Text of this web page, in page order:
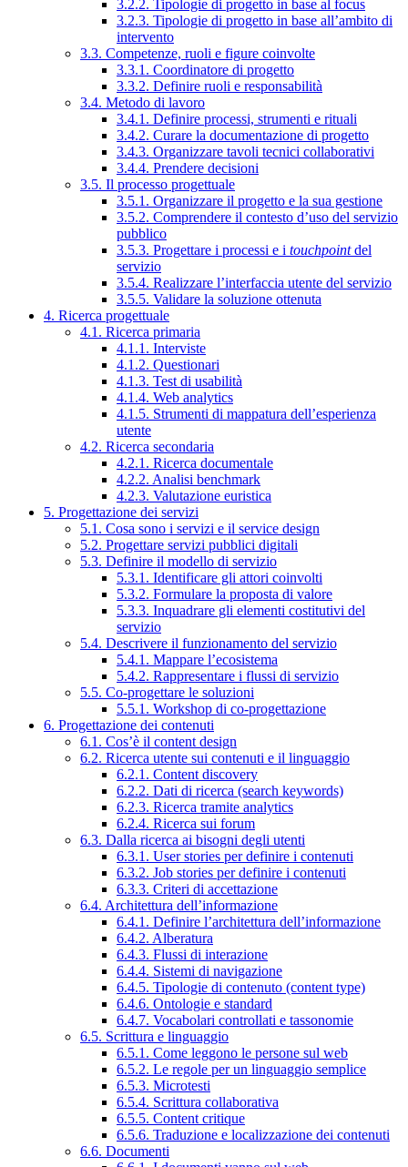
3.2.2. Tipologie di progetto in base al focus
3.2.3. Tipologie di progetto in base all’ambito di
intervento
3.3. Competenze, ruoli e figure coinvolte
3.3.1. Coordinatore di progetto
3.3.2. Definire ruoli e responsabilità
3.4. Metodo di lavoro
3.4.1. Definire processi, strumenti e rituali
3.4.2. Curare la documentazione di progetto
3.4.3. Organizzare tavoli tecnici collaborativi
3.4.4. Prendere decisioni
3.5. Il processo progettuale
3.5.1. Organizzare il progetto e la sua gestione
3.5.2. Comprendere il contesto d’uso del servizio
pubblico
3.5.3. Progettare i processi e i touchpointdel
servizio
3.5.4. Realizzare l’interfaccia utente del servizio
3.5.5. Validare la soluzione ottenuta
4. Ricerca progettuale
4.1. Ricerca primaria
4.1.1. Interviste
4.1.2. Questionari
4.1.3. Test di usabilità
4.1.4. Web analytics
4.1.5. Strumenti di mappatura dell’esperienza
utente
4.2. Ricerca secondaria
4.2.1. Ricerca documentale
4.2.2. Analisi benchmark
4.2.3. Valutazione euristica
5. Progettazione dei servizi
5.1. Cosa sono i servizi e il service design
5.2. Progettare servizi pubblici digitali
5.3. Definire il modello di servizio
5.3.1. Identificare gli attori coinvolti
5.3.2. Formulare la proposta di valore
5.3.3. Inquadrare gli elementi costitutivi del
servizio
5.4. Descrivere il funzionamento del servizio
5.4.1. Mappare l’ecosistema
5.4.2. Rappresentare i flussi di servizio
5.5. Co-progettare le soluzioni
5.5.1. Workshop di co-progettazione
6. Progettazione dei contenuti
6.1. Cos’è il content design
6.2. Ricerca utente sui contenuti e il linguaggio
6.2.1. Content discovery
6.2.2. Dati di ricerca (search keywords)
6.2.3. Ricerca tramite analytics
6.2.4. Ricerca sui forum
6.3. Dalla ricerca ai bisogni degli utenti
6.3.1. User stories per definire i contenuti
6.3.2. Job stories per definire i contenuti
6.3.3. Criteri di accettazione
6.4. Architettura dell’informazione
6.4.1. Definire l’architettura dell’informazione
6.4.2. Alberatura
6.4.3. Flussi di interazione
6.4.4. Sistemi di navigazione
6.4.5. Tipologie di contenuto (content type)
6.4.6. Ontologie e standard
6.4.7. Vocabolari controllati e tassonomie
6.5. Scrittura e linguaggio
6.5.1. Come leggono le persone sul web
6.5.2. Le regole per un linguaggio semplice
6.5.3. Microtesti
6.5.4. Scrittura collaborativa
6.5.5. Content critique
6.5.6. Traduzione e localizzazione dei contenuti
6.6. Documenti